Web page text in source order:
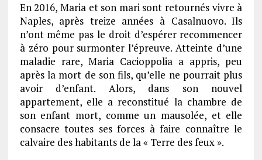
En 2016, Maria et son mari sont retournés vivre à
Naples, après treize années à Casalnuovo. Ils
n’ont même pas le droit d’espérer recommencer
à zéro pour surmonter l’épreuve. Atteinte d’une
maladie rare, Maria Cacioppolia a appris, peu
après la mort de son fils, qu’elle ne pourrait plus
avoir d’enfant. Alors, dans son nouvel
appartement, elle a reconstitué la chambre de
son enfant mort, comme un mausolée, et elle
consacre toutes ses forces à faire connaître le
calvaire des habitants de la « Terre des feux ».